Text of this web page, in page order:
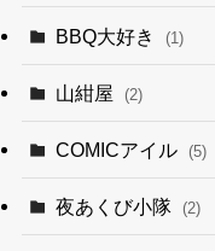
BBQ大好き (1)
山紺屋 (2)
COMICアイル (5)
夜あくび小隊 (2)